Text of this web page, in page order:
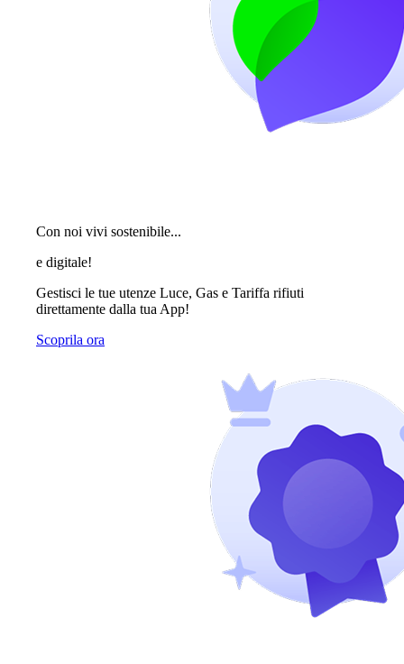
Con noi vivi sostenibile...
e digitale!
Gestisci le tue utenze Luce, Gas e Tariffa rifiuti
direttamente dalla tua App!
Scoprila ora